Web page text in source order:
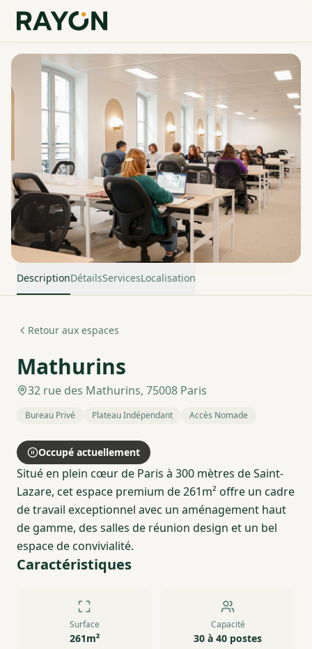
DescriptionDétailsServicesLocalisation
Retour aux espaces
Mathurins
32 rue des Mathurins, 75008 Paris
Bureau Privé Plateau Indépendant Accès Nomade
Occupé actuellement
Situé en plein cœur de Paris à 300 mètres de Saint-
Lazare, cet espace premium de 261m² offre un cadre
de travail exceptionnel avec un aménagement haut
de gamme, des salles de réunion design et un bel
espace de convivialité.
Caractéristiques
Surface
261m²
Capacité
30 à 40 postes